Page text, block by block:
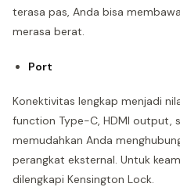
terasa pas, Anda bisa
merasa berat.
Port
Konektivitas lengkap menjadi
function Type-C, HDMI output,
memudahkan Anda
perangkat eksternal. Untuk
dilengkapi Kensington Lock.